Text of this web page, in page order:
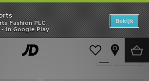
Fashion PLC
- In Google Play
Bekijk
Climacool
Climacool